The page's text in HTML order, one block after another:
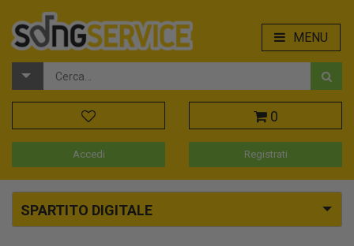
MENU
0
Accedi Registrati
SPARTITO DIGITALE